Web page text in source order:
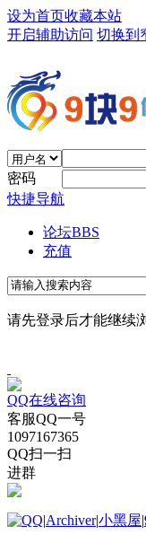
设为首页收藏本站
开启辅助访问 切换到
密码
快捷导航
论坛BBS
充值
请先登录后才能继续
QQ在线咨询
客服QQ一号
1097167365
QQ扫一扫
进群
|Archiver|小黑屋|